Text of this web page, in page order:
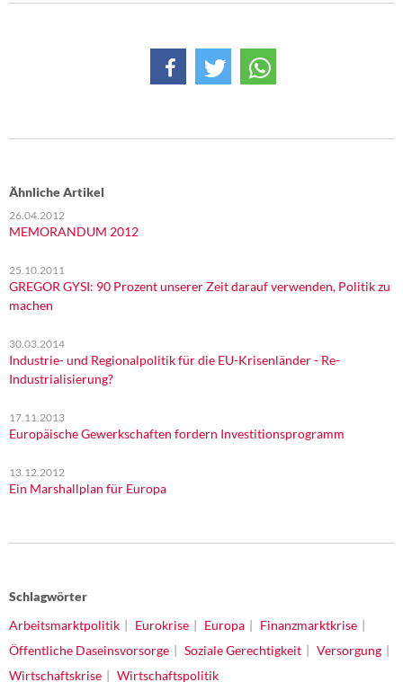
Ähnliche Artikel
26.04.2012
MEMORANDUM 2012
25.10.2011
GREGOR GYSI: 90 Prozent unserer Zeit darauf verwenden, Politik zu
machen
30.03.2014
Industrie- und Regionalpolitik für die EU-Krisenländer - Re-
Industrialisierung?
17.11.2013
Europäische Gewerkschaften fordern Investitionsprogramm
13.12.2012
Ein Marshallplan für Europa
Schlagwörter
Arbeitsmarktpolitik
Eurokrise Europa
Finanzmarktkrise
Öffentliche Daseinsvorsorge
Soziale Gerechtigkeit
Versorgung
Wirtschaftskrise
Wirtschaftspolitik